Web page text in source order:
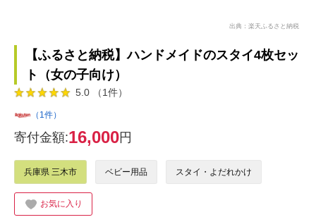
出典：楽天ふるさと納税
【ふるさと納税】ハンドメイドのスタイ4枚セッ
ト（女の子向け）
5.0 （1件）
（1件）
寄付金額:16,000円
兵庫県 三木市 ベビー用品 スタイ・よだれかけ
お気に入り